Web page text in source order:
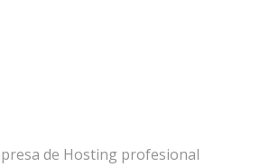
de Hosting profesional